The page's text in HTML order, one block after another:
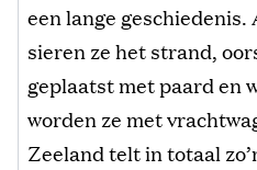
een lange
sieren ze het strand,
geplaatst met paard en
worden ze met
Zeeland telt in totaal